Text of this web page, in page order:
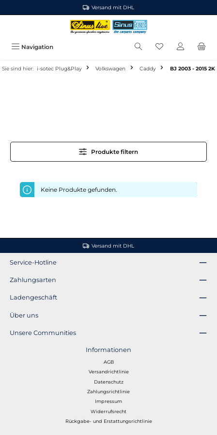
Versand mit DHL
Navigation
Sie sind hier: i-sotec Plug&Play Volkswagen Caddy BJ 2003 - 2015 2K
Produkte filtern
Keine Produkte gefunden.
Versand mit DHL
Service-Hotline
Zahlungsarten
Ladengeschäft
Über uns
Unsere Communities
Informationen
AGB
Versandrichtlinie
Datenschutz
Zahlungsrichtlinie
Impressum
Widerrufsrecht
Rückgabe- und Erstattungsrichtlinie